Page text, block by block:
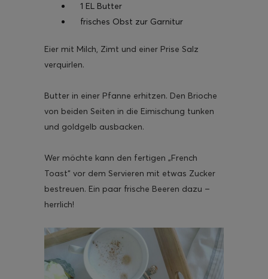
1 EL Butter
frisches Obst zur Garnitur
Eier mit Milch, Zimt und einer Prise Salz
verquirlen.
Butter in einer Pfanne erhitzen. Den Brioche
von beiden Seiten in die Eimischung tunken
und goldgelb ausbacken.
Wer möchte kann den fertigen „French
Toast“ vor dem Servieren mit etwas Zucker
bestreuen. Ein paar frische Beeren dazu –
herrlich!